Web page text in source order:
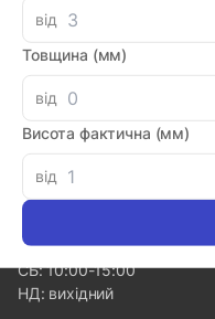
від
Товщина (мм)
від
Висота фактична (мм)
від
Популярні категорії
Контакти
Волинська обл. с.
050 10 66 771
sales.sealmarket@gmail.com
ПН-ПТ: 9:00-18:00
СБ: 10:00-15:00
НД: вихідний